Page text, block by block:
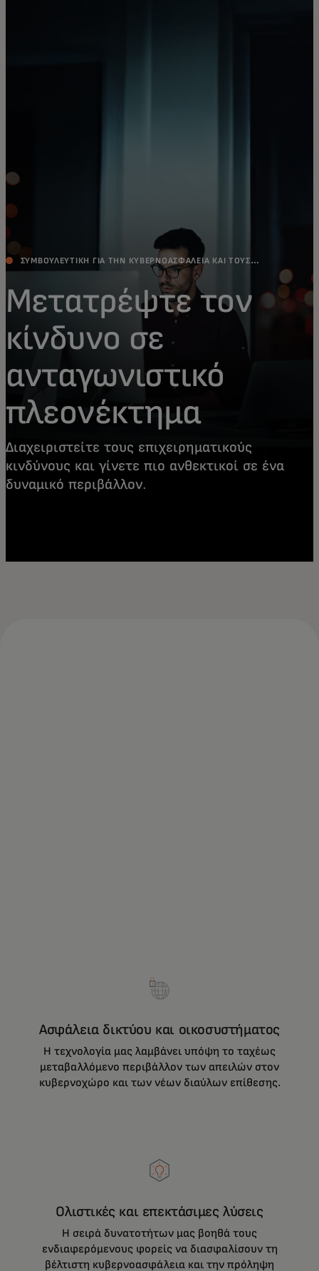
ΣΥΜΒΟΥΛΕΥΤΙΚΗ ΓΙΑ ΤΗΝ ΚΥΒΕΡΝΟΑΣΦΑΛΕΙΑ ΚΑΙ ΤΟΥΣ
ΕΠΙΧΕΙΡΗΜΑΤΙΚΟΥΣ ΚΙΝΔΥΝΟΥΣ
Μετατρέψτε τον
κίνδυνο σε
ανταγωνιστικό
πλεονέκτημα
Διαχειριστείτε τους επιχειρηματικούς
κινδύνους και γίνετε πιο ανθεκτικοί σε ένα
δυναμικό περιβάλλον.
Ασφάλεια δικτύου και οικοσυστήματος
Η τεχνολογία μας λαμβάνει υπόψη το ταχέως
μεταβαλλόμενο περιβάλλον των απειλών στον
κυβερνοχώρο και των νέων διαύλων επίθεσης.
Ολιστικές και επεκτάσιμες λύσεις
Η σειρά δυνατοτήτων μας βοηθά τους
ενδιαφερόμενους φορείς να διασφαλίσουν τη
βέλτιστη κυβερνοασφάλεια και την πρόληψη